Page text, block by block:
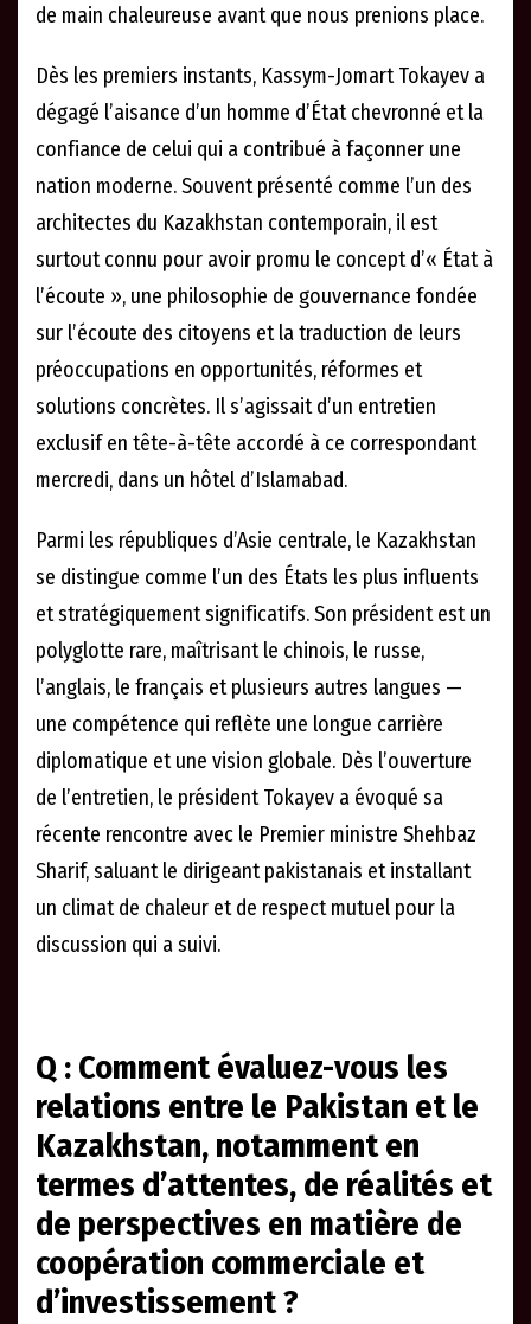
de main chaleureuse avant que nous prenions place.
Dès les premiers instants, Kassym-Jomart Tokayev a
dégagé l’aisance d’un homme d’État chevronné et la
confiance de celui qui a contribué à façonner une
nation moderne. Souvent présenté comme l’un des
architectes du Kazakhstan contemporain, il est
surtout connu pour avoir promu le concept d’« État à
l’écoute », une philosophie de gouvernance fondée
sur l’écoute des citoyens et la traduction de leurs
préoccupations en opportunités, réformes et
solutions concrètes. Il s’agissait d’un entretien
exclusif en tête-à-tête accordé à ce correspondant
mercredi, dans un hôtel d’Islamabad.
Parmi les républiques d’Asie centrale, le Kazakhstan
se distingue comme l’un des États les plus influents
et stratégiquement significatifs. Son président est un
polyglotte rare, maîtrisant le chinois, le russe,
l’anglais, le français et plusieurs autres langues —
une compétence qui reflète une longue carrière
diplomatique et une vision globale. Dès l’ouverture
de l’entretien, le président Tokayev a évoqué sa
récente rencontre avec le Premier ministre Shehbaz
Sharif, saluant le dirigeant pakistanais et installant
un climat de chaleur et de respect mutuel pour la
discussion qui a suivi.
Q : Comment évaluez-vous les
relations entre le Pakistan et le
Kazakhstan, notamment en
termes d’attentes, de réalités et
de perspectives en matière de
coopération commerciale et
d’investissement ?